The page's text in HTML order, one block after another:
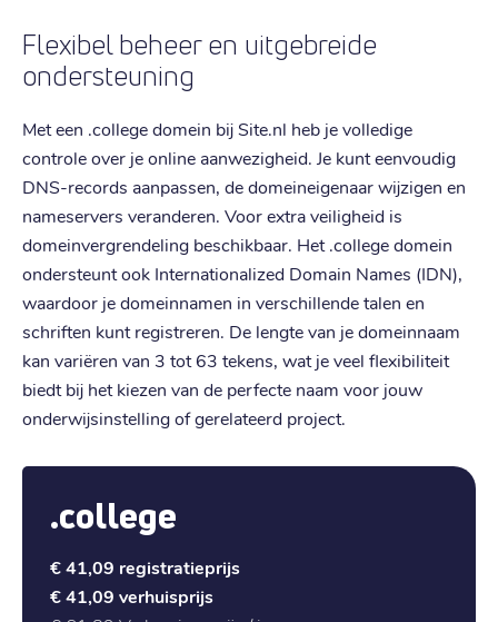
Flexibel beheer en uitgebreide
ondersteuning
Met een .college domein bij Site.nl heb je volledige
controle over je online aanwezigheid. Je kunt eenvoudig
DNS-records aanpassen, de domeineigenaar wijzigen en
nameservers veranderen. Voor extra veiligheid is
domeinvergrendeling beschikbaar. Het .college domein
ondersteunt ook Internationalized Domain Names (IDN),
waardoor je domeinnamen in verschillende talen en
schriften kunt registreren. De lengte van je domeinnaam
kan variëren van 3 tot 63 tekens, wat je veel flexibiliteit
biedt bij het kiezen van de perfecte naam voor jouw
onderwijsinstelling of gerelateerd project.
.college
€ 41,09 registratieprijs
€ 41,09 verhuisprijs